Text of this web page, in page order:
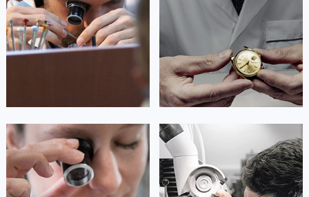
Shanghai Rolex Maintain center
 上海长宁区劳力士维修
Shanghai Rolex Maintain center
 上海>静安区劳力士维修
安尼塔·阿普里尔
资深劳力士技师
是上海劳力士维修服务中心
(劳力士维修保养中心)
的高级技师之一
贝亚特·布兰奇
资深劳力士技师
是上海劳力士维修服务中心
(劳力士维修保养中心)
的高级技师之一